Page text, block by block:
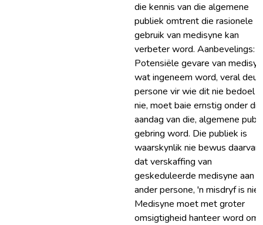
die kennis van die algemene
publiek omtrent die rasionele
gebruik van medisyne kan
verbeter word. Aanbevelings:
Potensiële gevare van
wat ingeneem word, veral deur
persone vir wie dit nie bedoel is
nie, moet baie ernstig onder die
aandag van die, algemene
gebring word. Die publiek is
waarskynlik nie bewus daarvan
dat verskaffing van
geskeduleerde medisyne aan
ander persone, 'n misdryf is nie.
Medisyne moet met groter
omsigtigheid hanteer word